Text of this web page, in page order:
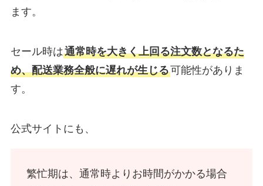
ます。
セール時は通常時を大きく上回る注文数となるた
め、配送業務全般に遅れが生じる可能性がありま
す。
公式サイトにも、
繁忙期は、通常時よりお時間がかかる場合